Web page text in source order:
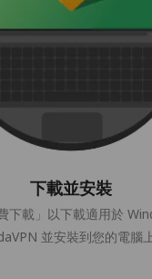
下載並安裝
下載」以下載適用於
並安裝到您的電腦上